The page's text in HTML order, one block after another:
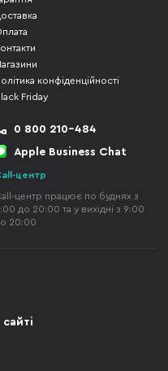
конфіденційності
Friday
0 800 210-484
Apple Business Chat
центр
центр працює по буднях з
до 20:00 та у вихідні з 9:00
20:00